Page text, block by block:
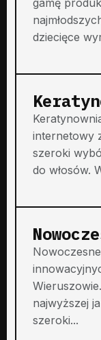
dziecięce
internetowy
szeroki
do włosów.
najwyższej
szeroki...